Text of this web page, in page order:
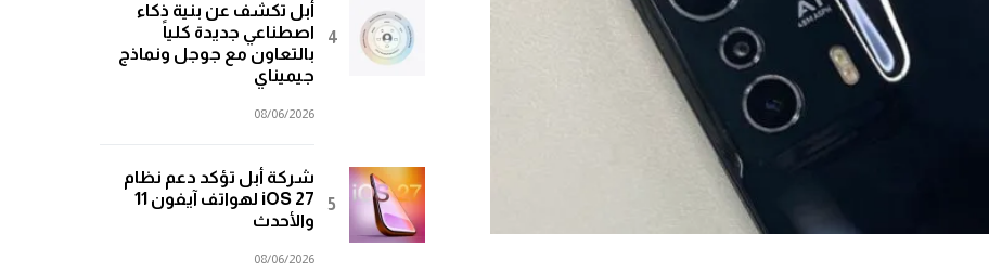
أبل تكشف عن بنية ذكاء
اصطناعي جديدة كلياً
بالتعاون مع جوجل ونماذج
جيميناي
08/06/2026
شركة أبل تؤكد دعم نظام
iOS 27 لهواتف آيفون 11
والأحدث
08/06/2026